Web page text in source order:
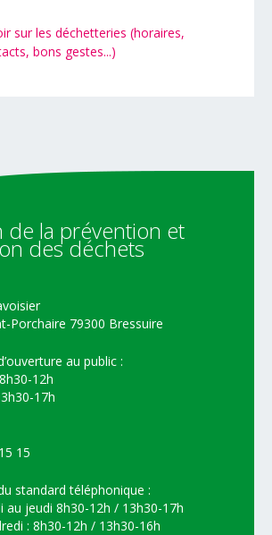
sur les déchetteries (horaires,
bons gestes...)
de la prévention et
desdéchets
Porchaire 79300 Bressuire
au public :
12h
17h
15
standard téléphonique :
au jeudi 8h30-12h / 13h30-17h
: 8h30-12h / 13h30-16h